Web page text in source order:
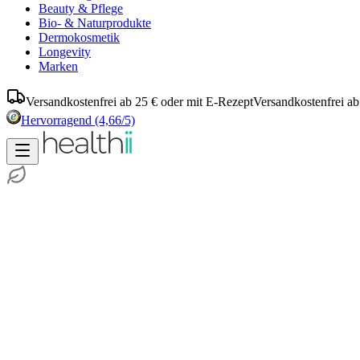
Beauty & Pflege
Bio- & Naturprodukte
Dermokosmetik
Longevity
Marken
Versandkostenfrei ab 25 € oder mit E-RezeptVersandkostenfrei
Hervorragend (4,66/5)